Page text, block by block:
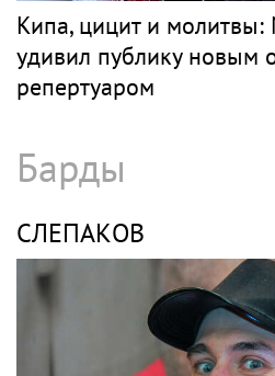
Кипа, цицит и
удивил публику новым
репертуаром
Барды
СЛЕПАКОВ